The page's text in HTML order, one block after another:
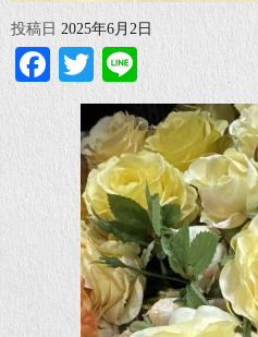
投稿日 2025年6月2日
Facebook
Twitter
Line